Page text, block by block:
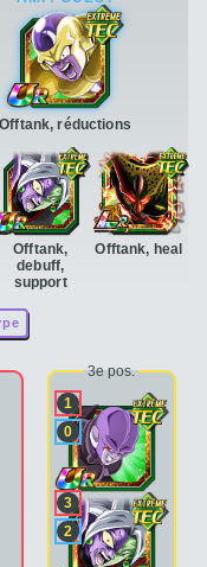
Offtank,
debuff,
support
Offtank, heal
Offtank, réductions
3e pos.
1
0
3
2